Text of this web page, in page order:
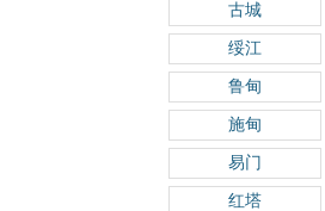
古城
绥江
鲁甸
施甸
易门
红塔